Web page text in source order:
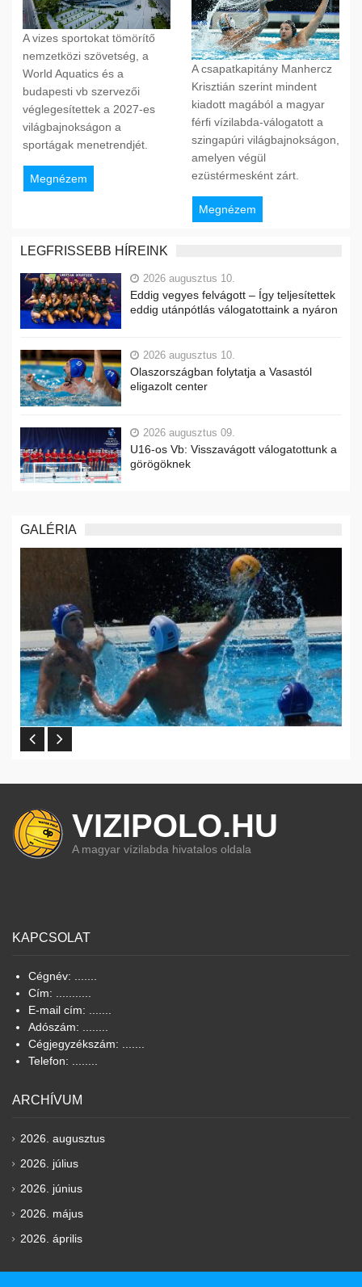
A vizes sportokat tömörítő
nemzetközi szövetség, a
World Aquatics és a
budapesti vb szervezői
véglegesítettek a 2027-es
világbajnokságon a
sportágak menetrendjét.
Megnézem
A csapatkapitány Manhercz
Krisztián szerint mindent
kiadott magából a magyar
férfi vízilabda-válogatott a
szingapúri világbajnokságon,
amelyen végül
ezüstérmesként zárt.
Megnézem
LEGFRISSEBB HÍREINK
2026 augusztus 10.
Eddig vegyes felvágott – Így teljesítettek
eddig utánpótlás válogatottaink a nyáron
2026 augusztus 10.
Olaszországban folytatja a Vasastól
eligazolt center
2026 augusztus 09.
U16-os Vb: Visszavágott válogatottunk a
görögöknek
GALÉRIA
VIZIPOLO.HU
A magyar vízilabda hivatalos oldala
KAPCSOLAT
Cégnév: .......
Cím: ...........
E-mail cím: .......
Adószám: ........
Cégjegyzékszám: .......
Telefon: ........
ARCHÍVUM
2026. augusztus
2026. július
2026. június
2026. május
2026. április